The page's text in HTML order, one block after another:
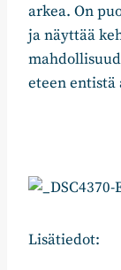
arkea. On
ja näyttää
eteen entistä
Lisätiedot: